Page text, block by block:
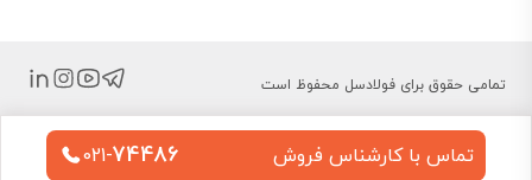
تمامی حقوق برای فولادسل محفوظ است
تماس با کارشناس فروش 021-74486